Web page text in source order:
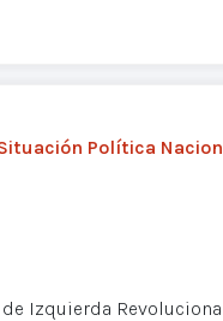
Política
Izquierda